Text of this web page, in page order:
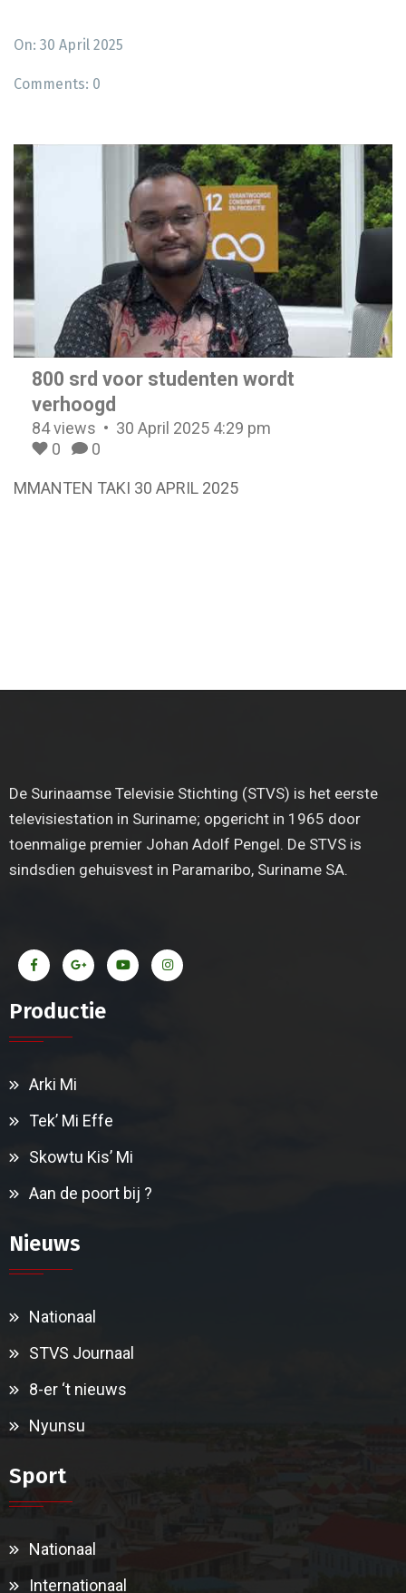
On: 30 April 2025
Comments: 0
800 srd voor studenten wordt
verhoogd
84 views
30 April 2025 4:29 pm
0
0
MMANTEN TAKI 30 APRIL 2025
De Surinaamse Televisie Stichting (STVS) is het eerste
televisiestation in Suriname; opgericht in 1965 door
toenmalige premier Johan Adolf Pengel. De STVS is
sindsdien gehuisvest in Paramaribo, Suriname SA.
Productie
Arki Mi
Tek’ Mi Effe
Skowtu Kis’ Mi
Aan de poort bij ?
Nieuws
Nationaal
STVS Journaal
8-er ‘t nieuws
Nyunsu
Sport
Nationaal
Internationaal